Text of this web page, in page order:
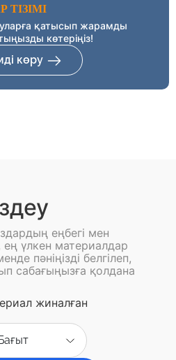
қатысып жарамды
көтеріңіз!
көру
еңбегі мен
ең үлкен материалдар
пәніңізді белгілеп,
сабағыңызға қолдана
жиналған